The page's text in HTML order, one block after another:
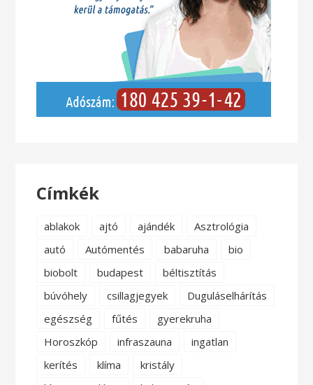
Címkék
ablakok ajtó ajándék
Asztrológia
autó
Autómentés babaruha
bio
biobolt
budapest
béltisztítás
búvóhely
csillagjegyek
Duguláselhárítás
egészség
fűtés
gyerekruha
Horoszkóp
infraszauna
ingatlan
kerítés
klíma
kristály